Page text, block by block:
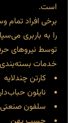
است.
برخی افراد
را به باربری
توسط نیروهای
خدمات
کارتن چندلایه
نایلون
سلفون صنعتی